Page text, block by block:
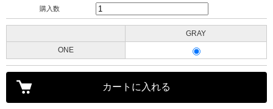
購入数
GRAY
ONE